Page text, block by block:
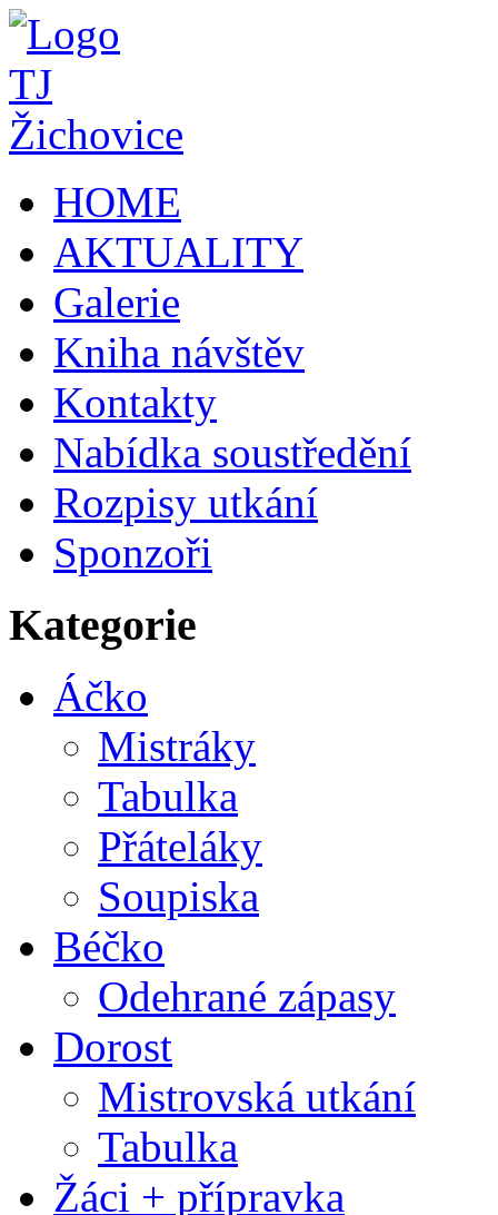
HOME
AKTUALITY
Galerie
Kniha návštěv
Kontakty
Nabídka soustředění
Rozpisy utkání
Sponzoři
Kategorie
Áčko
Mistráky
Tabulka
Přáteláky
Soupiska
Béčko
Odehrané zápasy
Dorost
Mistrovská utkání
Tabulka
Žáci + přípravka